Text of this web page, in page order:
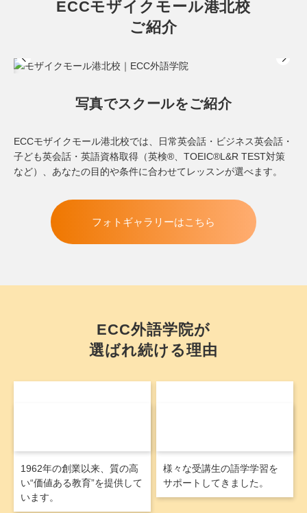
ECCモザイクモール港北校
ご紹介
写真でスクールをご紹介
ECCモザイクモール港北校では、日常英会話・ビジネス英会話・
子ども英会話・英語資格取得（英検®、TOEIC®L&R TEST対策
など）、あなたの目的や条件に合わせてレッスンが選べます。
フォトギャラリーはこちら
ECC外語学院が
選ばれ続ける理由
1962年の創業以来、質の高
い“価値ある教育”を提供して
います。
様々な受講生の語学学習を
サポートしてきました。